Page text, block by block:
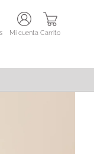
mi cuenta Carrito